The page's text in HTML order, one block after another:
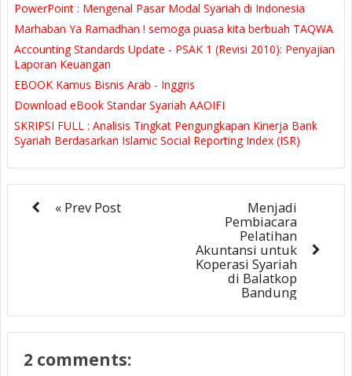
PowerPoint : Mengenal Pasar Modal Syariah di Indonesia
Marhaban Ya Ramadhan ! semoga puasa kita berbuah TAQWA
Accounting Standards Update - PSAK 1 (Revisi 2010): Penyajian
Laporan Keuangan
EBOOK Kamus Bisnis Arab - Inggris
Download eBook Standar Syariah AAOIFI
SKRIPSI FULL : Analisis Tingkat Pengungkapan Kinerja Bank
Syariah Berdasarkan Islamic Social Reporting Index (ISR)
« Prev Post Menjadi
Pembiacara
Pelatihan
Akuntansi untuk
Koperasi Syariah
di Balatkop
Bandung
2 comments: